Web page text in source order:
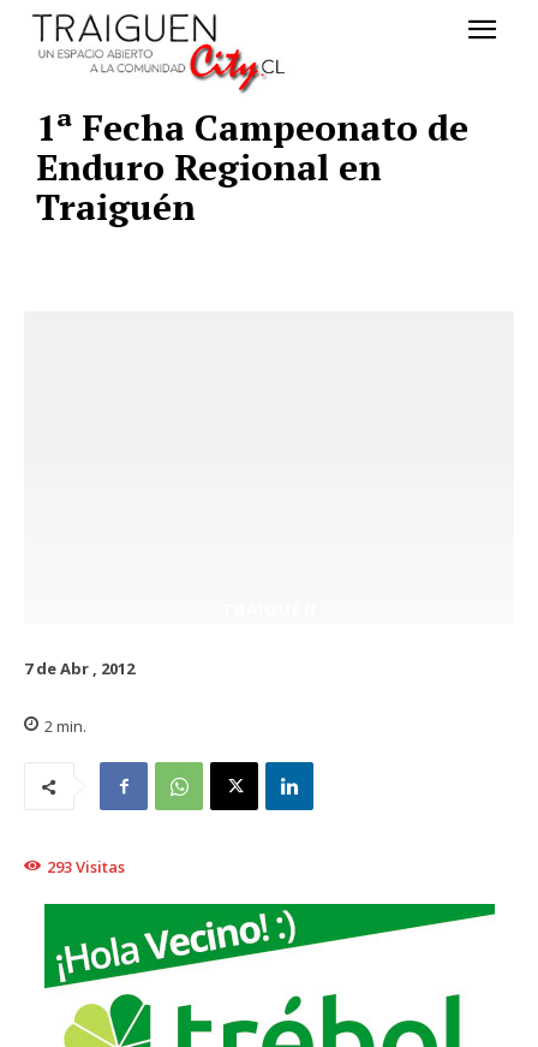
1ª Fecha Campeonato de
Enduro Regional en
Traiguén
7 de Abr , 2012
2 min.
293Visitas